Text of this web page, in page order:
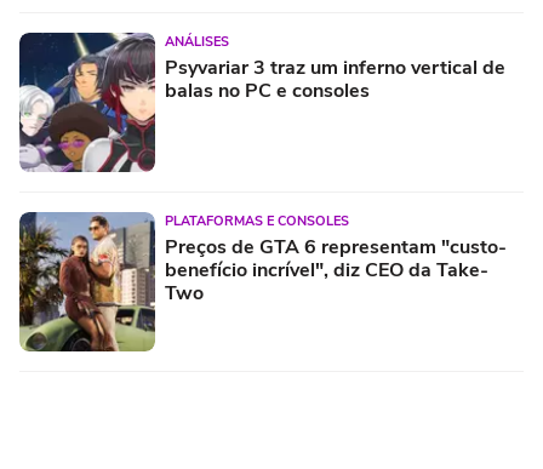
ANÁLISES
Psyvariar 3 traz um inferno vertical de
balas no PC e consoles
PLATAFORMAS E CONSOLES
Preços de GTA 6 representam "custo-
benefício incrível", diz CEO da Take-
Two